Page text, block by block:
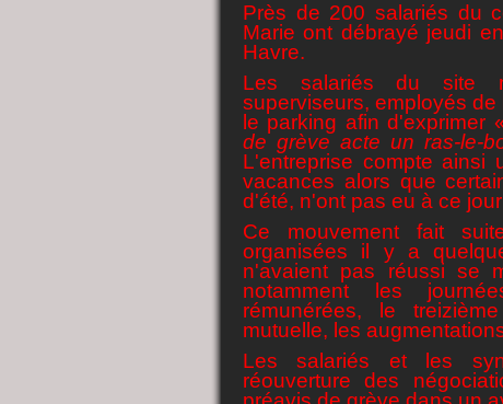
Près de 200 salariés du
Marie ont débrayé jeudi
Havre.
Les salariés du site
superviseurs, employés
le parking afin d'exprimer
de grève acte un ras-le-
L'entreprise compte ainsi
vacances alors que
d'été, n'ont pas eu à ce
Ce mouvement fait
organisées il y a
n'avaient pas réussi se
notamment les
rémunérées, le
mutuelle, les
Les salariés et les
réouverture des